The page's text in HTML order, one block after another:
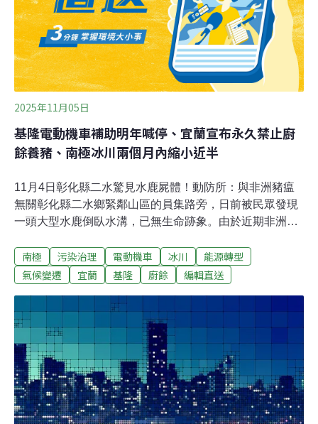
2025年11月05日
基隆電動機車補助明年喊停、宜蘭宣布永久禁止廚
餘養豬、南極冰川兩個月內縮小近半
11月4日彰化縣二水驚見水鹿屍體！動防所：與非洲豬瘟
無關彰化縣二水鄉緊鄰山區的員集路旁，日前被民眾發現
一頭大型水鹿倒臥水溝，已無生命跡象。由於近期非洲豬
致。彰化縣動物防疫所獲報後已會同鄉公所處理，並澄清
非洲豬瘟僅感染豬隻，水鹿並無感染之虞，屍體已運至溪
明年喊停 換電站及停車位不足引民怨基隆市長謝國樑推出
免費「公益青年就業電動機車補助案」，明年將喊停。基
隆市議員指2年多來電動機車增加了2萬多輛，全國最高，
但停車及換電站等配套都不足，並沒有汰油換電政策，引
發民怨。環保局表示，換電站、充電站目前共129站，持
續建置中。（自由時報報導）
南極 污染治理 電動機車 冰川
能源轉型
氣候變遷
宜蘭 基隆 廚餘 編輯直送